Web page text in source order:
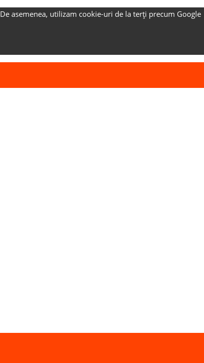
De asemenea, utilizam cookie-uri de la terți precum Google